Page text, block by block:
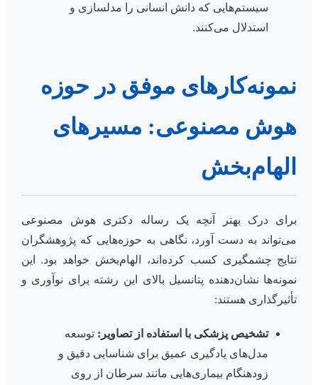
سیستم‌هایی که دانش انسانی را مدلسازی و
استدلال می‌کنند.
نمونه‌کارهای موفق در حوزه
هوش مصنوعی: مسیرهای
الهام‌بخش
برای درک بهتر آنچه یک رساله دکتری هوش مصنوعی
می‌تواند به دست آورد، نگاهی به حوزه‌هایی که پژوهشگران
نتایج چشمگیری کسب کرده‌اند، الهام‌بخش خواهد بود. این
نمونه‌ها نشان‌دهنده پتانسیل بالای این رشته برای نوآوری و
تأثیرگذاری هستند:
تشخیص پزشکی با استفاده از تصاویر: توسعه
مدل‌های یادگیری عمیق برای شناسایی دقیق و
زودهنگام بیماری‌هایی مانند سرطان از روی